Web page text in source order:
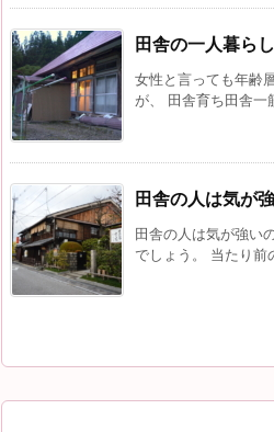
田舎の一人暮ら
女性と言っても年齢
が、 田舎育ち田舎
田舎の人は気が
田舎の人は気が強い
でしょう。 当たり前